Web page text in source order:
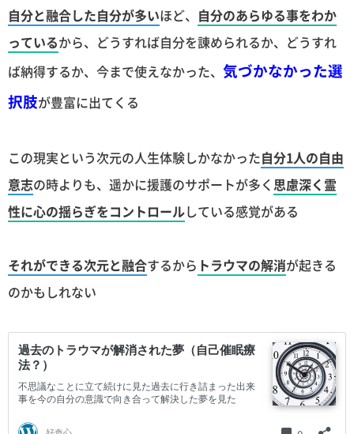
自分と融合した自分が多いほど、 自分のあらゆる事をわか
っているから、どうすれば自分を諌められるか、どうすれ
ば納得するか、今まで使えなかった、 気づかなかった選
択肢が豊富に出てくる
この現実という次元の人生体験しかなかった自分1人の自由
意志の時よりも、遥かに援護のサポートが多く 思慮深く霊
性に心の揺らぎをコントロールしている感覚がある
それができる次元と融合するから トラウマの解消が起きる
のかもしれない